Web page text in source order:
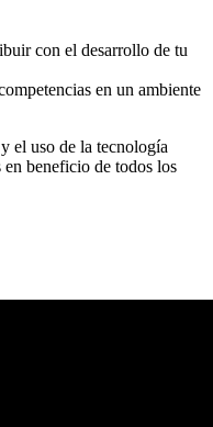
con el desarrollo de tu
en un ambiente
el uso de la tecnología
beneficio de todos los